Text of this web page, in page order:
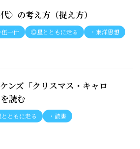
代〉の考え方（捉え方）
一什 ◎星とともに走る ・東洋思想
ンズ「クリスマス・キャロ
読む
ともに走る ・読書